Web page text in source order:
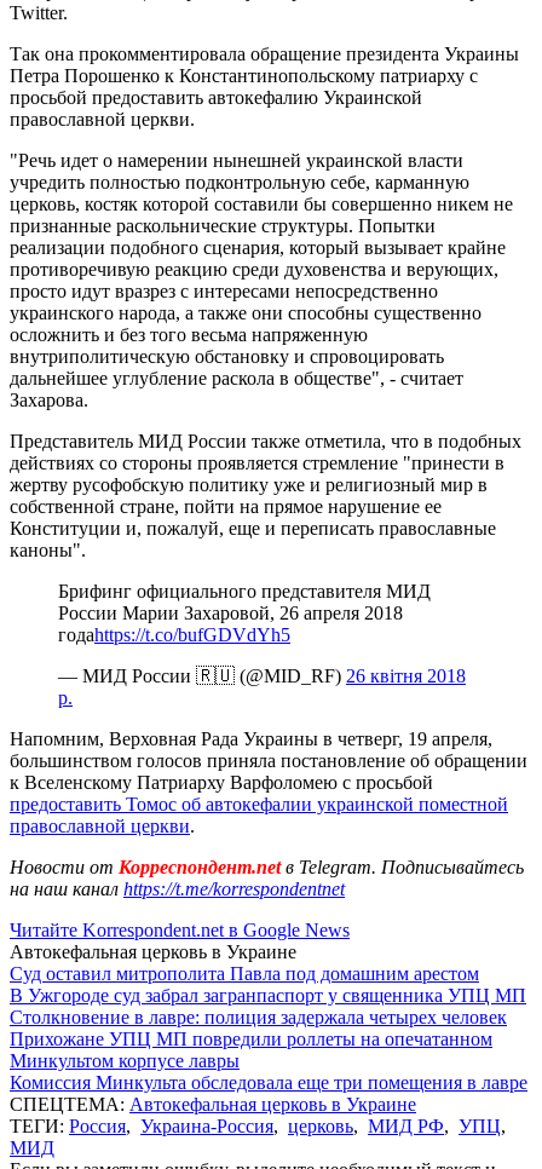
Twitter.
Так она прокомментировала обращение президента Украины
Петра Порошенко к Константинопольскому патриарху с
просьбой предоставить автокефалию Украинской
православной церкви.
"Речь идет о намерении нынешней украинской власти
учредить полностью подконтрольную себе, карманную
церковь, костяк которой составили бы совершенно никем не
признанные раскольнические структуры. Попытки
реализации подобного сценария, который вызывает крайне
противоречивую реакцию среди духовенства и верующих,
просто идут вразрез с интересами непосредственно
украинского народа, а также они способны существенно
осложнить и без того весьма напряженную
внутриполитическую обстановку и спровоцировать
дальнейшее углубление раскола в обществе", - считает
Захарова.
Представитель МИД России также отметила, что в подобных
действиях со стороны проявляется стремление "принести в
жертву русофобскую политику уже и религиозный мир в
собственной стране, пойти на прямое нарушение ее
Конституции и, пожалуй, еще и переписать православные
каноны".
Брифинг официального представителя МИД
России Марии Захаровой, 26 апреля 2018
годаhttps://t.co/bufGDVdYh5
— МИД России 🇷🇺 (@MID_RF) 26 квітня 2018
р.
Напомним, Верховная Рада Украины в четверг, 19 апреля,
большинством голосов приняла постановление об обращении
к Вселенскому Патриарху Варфоломею с просьбой
предоставить Томос об автокефалии украинской поместной
православной церкви.
Новости от Корреспондент.netв Telegram. Подписывайтесь
на наш канал https://t.me/korrespondentnet
Читайте Korrespondent.net в Google News
Автокефальная церковь в Украине
Суд оставил митрополита Павла под домашним арестом
В Ужгороде суд забрал загранпаспорт у священника УПЦ МП
Столкновение в лавре: полиция задержала четырех человек
Прихожане УПЦ МП повредили роллеты на опечатанном
Минкультом корпусе лавры
Комиссия Минкульта обследовала еще три помещения в лавре
СПЕЦТЕМА: Автокефальная церковь в Украине
ТЕГИ: Россия, Украина-Россия, церковь, МИД РФ, УПЦ,
МИД